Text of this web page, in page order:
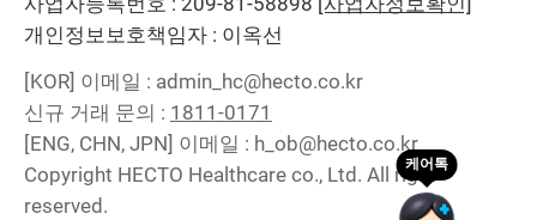
개인정보보호책임자 : 이옥선
[KOR] 이메일 : admin_hc@hecto.co.kr
신규 거래 문의 : 1811-0171
[ENG, CHN, JPN] 이메일 : h_ob@hecto.co.kr
Copyright HECTO Healthcare co., Ltd. All right
reserved.